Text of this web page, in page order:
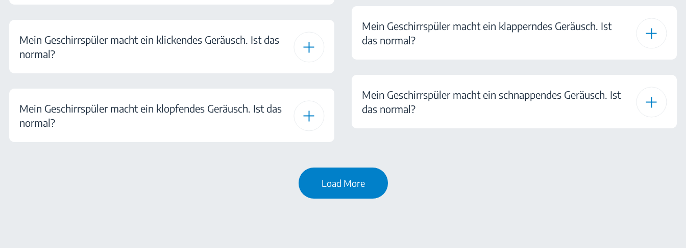
Mein Geschirrspüler macht ein klickendes Geräusch. Ist das
normal?
Mein Geschirrspüler macht ein klopfendes Geräusch. Ist das
normal?
Mein Geschirrspüler macht ein klapperndes Geräusch. Ist
das normal?
Mein Geschirrspüler macht ein schnappendes Geräusch. Ist
das normal?
Load More